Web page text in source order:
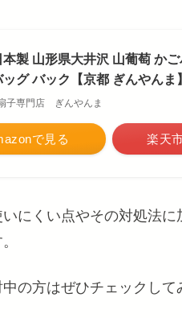
製 山形県大井沢 山葡萄 か
グ バック【京都 ぎんやんま】
子専門店 ぎんやんま
で見る 楽天
にくい点やその対処法
の方はぜひチェックして